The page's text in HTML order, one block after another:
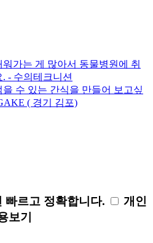
가는 게 많아서 동물병원에 취
- 수의테크니션
을 수 있는 간식을 만들어 보고싶
( 경기 김포)
빠르고 정확합니다.
개인
보기